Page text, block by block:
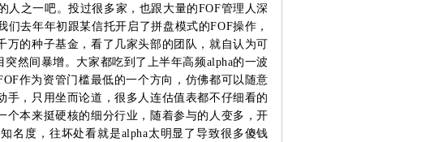
人之一吧。投过很多家，也跟大量的FOF管理人深
们去年年初跟某信托开启了拼盘模式的FOF操作，
万的种子基金，看了几家头部的团队，就自认为可
然间暴增。 大家都吃到了上半年高频alpha的一波
作为资管门槛最低的一个方向，仿佛都可以随意
手，只用坐而论道，很多人连估值表都不仔细看的
个本来挺硬核的细分行业，随着参与的人变多，开
名度，往坏处看就是alpha太明显了导致很多傻钱